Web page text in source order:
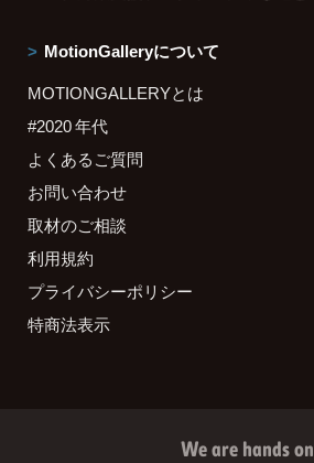
MotionGalleryについて
MOTIONGALLERYとは
#2020 年代
よくあるご質問
お問い合わせ
取材のご相談
利用規約
プライバシーポリシー
特商法表示
We are hands on